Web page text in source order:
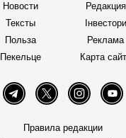
Новости
Тексты
Польза
Пекельце
Редакция
Інвестори
Реклама
Карта
TelegramTwitter Instagram
Правила редакции